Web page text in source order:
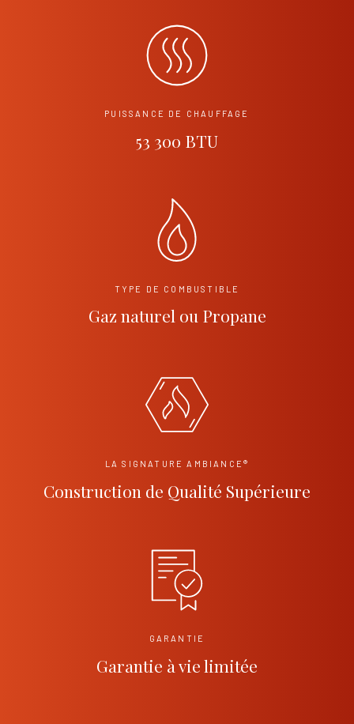
PUISSANCE DE CHAUFFAGE
53 300 BTU
TYPE DE COMBUSTIBLE
Gaz naturel ou Propane
LA SIGNATURE AMBIANCE®
Construction de Qualité Supérieure
GARANTIE
Garantie à vie limitée